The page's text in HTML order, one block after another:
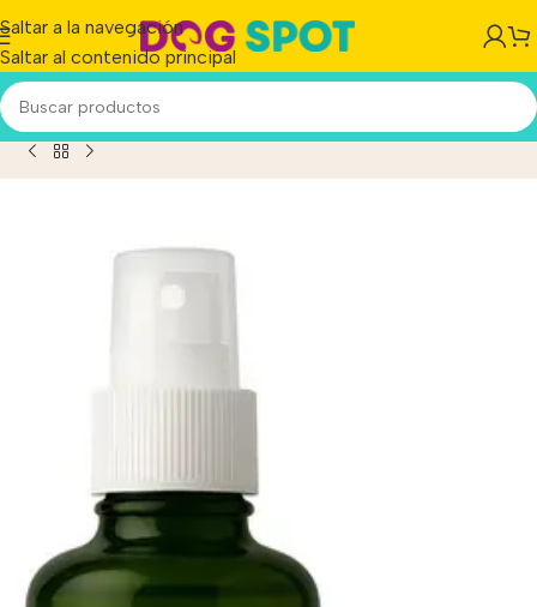
Saltar a la navegación
Saltar al contenido principal
Spray Antiséptico 200ml (instituto Dermatológico)